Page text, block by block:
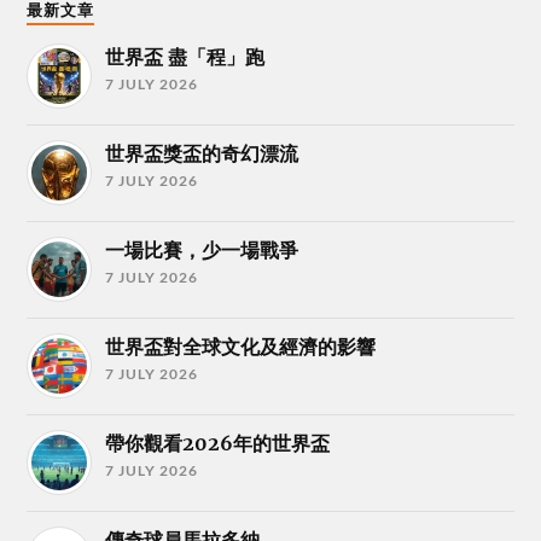
最新文章
世界盃 盡「程」跑
7 JULY 2026
世界盃獎盃的奇幻漂流
7 JULY 2026
一場比賽，少一場戰爭
7 JULY 2026
世界盃對全球文化及經濟的影響
7 JULY 2026
帶你觀看2026年的世界盃
7 JULY 2026